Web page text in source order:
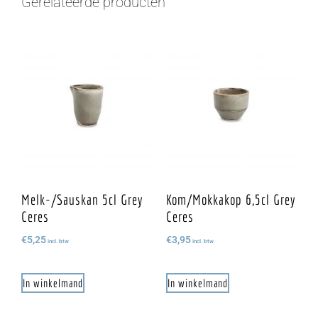
Melk-/sauskan 5cl Grey
Ceres
€5,25 incl. btw
In winkelmand
Kom/mokkakop 6,5cl Grey
Ceres
€3,95 incl. btw
In winkelmand